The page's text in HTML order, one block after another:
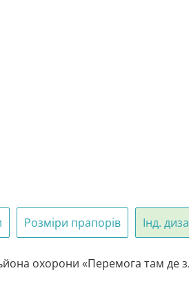
Розміри прапорів Інд.
охорони «Перемога там де